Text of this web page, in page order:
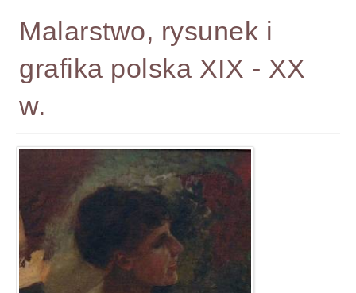
Malarstwo, rysunek i
grafika polska XIX - XX
w.